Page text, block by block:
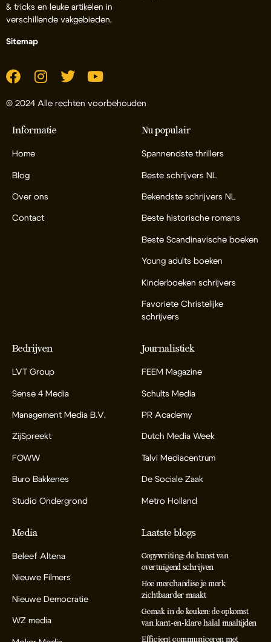
& tricks en leuke artikelen in
verschillende vakgebieden.
Sitemap
© 2024 Alle rechten voorbehouden
Informatie
Home
Blog
Over ons
Contact
Nu populair
Spannendste thrillers
Beste schrijvers NL
Bekendste schrijvers NL
Beste historische romans
Beste Scandinavische boeken
Young adults boeken
Kinderboeken schrijvers
Favoriete Christelijke
schrijvers
Bedrijven
LVT Group
Sense 4 Media
Management Media B.V.
ZijSpreekt
FOWW
Buro Bakkenes
Studio Ondergrond
Journalistiek
FEEM Magazine
Schults Media
PR Academy
Dutch Media Week
Talvi Mediacentrum
De Sociale Zaak
Metro Holland
Media
Beleef Altena
Nieuwe Filmers
Nieuwe Democratie
WZ media
Laatste blogs
Copywriting: de kunst van
overtuigend schrijven
Hoe merchandise je merk
zichtbaarder maakt
Gemak in de keuken: de opkomst
van kant-en-klare halal maaltijden
Efficient communiceren met